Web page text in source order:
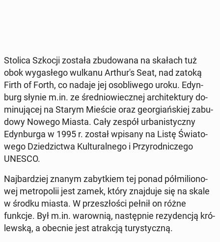
Stolica Szkocji została zbu­do­wa­na na skałach tuż
obok wy­ga­słe­go wulkanu Ar­thu­r's Seat, nad zatoką
Firth of Forth, co nadaje jej oso­bli­we­go uroku. Edyn­
burg słynie m.in. ze śre­dnio­wiecz­nej ar­chi­tek­tu­ry do­
mi­nu­ją­cej na Starym Mieście oraz geo­r­giań­skiej za­bu­
do­wy Nowego Miasta. Cały zespół urba­ni­stycz­ny
Edyn­bur­ga w 1995 r. został wpisany na Listę Świa­to­
we­go Dzie­dzic­twa Kul­tu­ral­ne­go i Przy­rod­ni­cze­go
UNESCO.
Naj­bar­dziej znanym za­byt­kiem tej ponad pół­mi­lio­no­
wej me­tro­po­lii jest zamek, który znaj­du­je się na skale
w środku miasta. W prze­szło­ści pełnił on różne
funkcje. Był m.in. wa­row­nią, na­stęp­nie re­zy­den­cją kró­
lew­ską, a obecnie jest atrak­cją tu­ry­stycz­ną.